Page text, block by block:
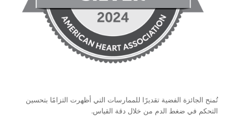
الفضية تقديرًا للممارسات التي أظهرت التزامًا بتحسين
ضغط الدم من خلال دقة القياس.